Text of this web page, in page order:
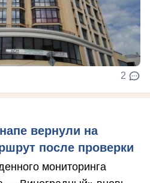
2
вернули на
после проверки
мониторинга